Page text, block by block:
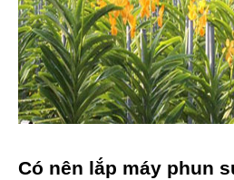
Có nên lắp máy phun